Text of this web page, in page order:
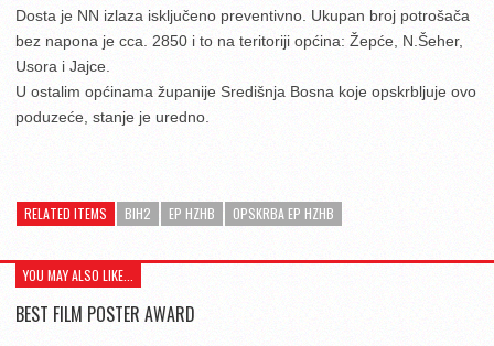
Dosta je NN izlaza isključeno preventivno. Ukupan broj potrošača
bez napona je cca. 2850 i to na teritoriji općina: Žepće, N.Šeher,
Usora i Jajce.
U ostalim općinama županije Središnja Bosna koje opskrbljuje ovo
poduzeće, stanje je uredno.
RELATED ITEMS BIH2 EP HZHB OPSKRBA EP HZHB
YOU MAY ALSO LIKE...
BEST FILM POSTER AWARD